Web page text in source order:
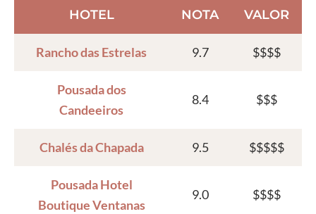
HOTEL NOTA VALOR
Rancho das Estrelas 9.7 $$$$
Pousada dos
Candeeiros
8.4 $$$
Chalés da Chapada 9.5 $$$$$
Pousada Hotel
Boutique Ventanas
9.0 $$$$